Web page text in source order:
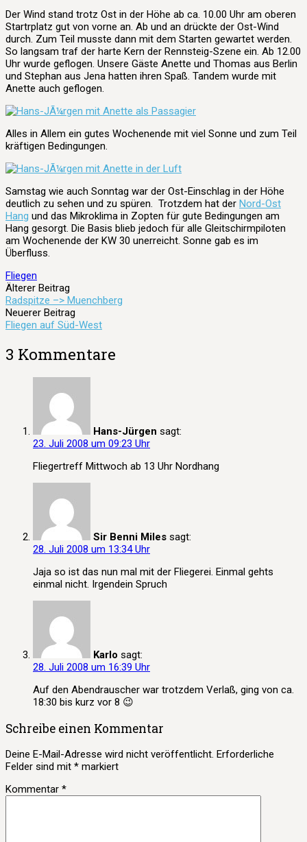
Der Wind stand trotz Ost in der Höhe ab ca. 10.00 Uhr am oberen
Startrplatz gut von vorne an. Ab und an drückte der Ost-Wind
durch. Zum Teil musste dann mit dem Starten gewartet werden.
So langsam traf der harte Kern der Rennsteig-Szene ein. Ab 12.00
Uhr wurde geflogen. Unsere Gäste Anette und Thomas aus Berlin
und Stephan aus Jena hatten ihren Spaß. Tandem wurde mit
Anette auch geflogen.
Alles in Allem ein gutes Wochenende mit viel Sonne und zum Teil
kräftigen Bedingungen.
Samstag wie auch Sonntag war der Ost-Einschlag in der Höhe
deutlich zu sehen und zu spüren. Trotzdem hat der Nord-Ost
Hang und das Mikroklima in Zopten für gute Bedingungen am
Hang gesorgt. Die Basis blieb jedoch für alle Gleitschirmpiloten
am Wochenende der KW 30 unerreicht. Sonne gab es im
Überfluss.
Fliegen
Beitrags-
Navigation
Älterer Beitrag
Radspitze –> Muenchberg
Neuerer Beitrag
Fliegen auf Süd-West
3 Kommentare
Hans-Jürgen sagt:
23. Juli 2008 um 09:23 Uhr
Fliegertreff Mittwoch ab 13 Uhr Nordhang
Sir Benni Miles sagt:
28. Juli 2008 um 13:34 Uhr
Jaja so ist das nun mal mit der Fliegerei. Einmal gehts
einmal nicht. Irgendein Spruch
Karlo sagt:
28. Juli 2008 um 16:39 Uhr
Auf den Abendrauscher war trotzdem Verlaß, ging von ca.
18:30 bis kurz vor 8 😉
Schreibe einen Kommentar
Deine E-Mail-Adresse wird nicht veröffentlicht. Erforderliche
Felder sind mit * markiert
Kommentar *